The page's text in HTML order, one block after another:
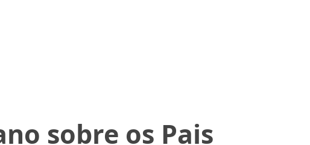
sobre os Pais